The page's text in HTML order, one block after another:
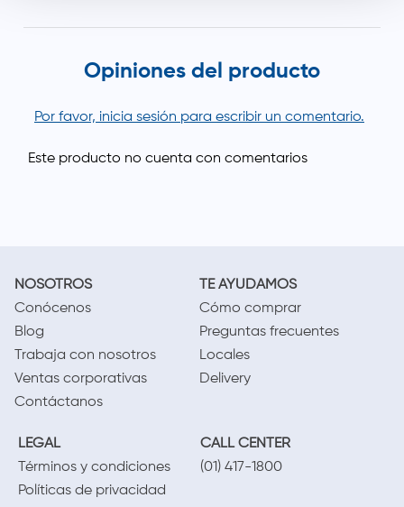
Opiniones del producto
Por favor, inicia sesión para escribir un comentario.
NOSOTROS
Conócenos
Blog
Trabaja con nosotros
Ventas corporativas
Contáctanos
TE AYUDAMOS
Cómo comprar
Preguntas frecuentes
Locales
Delivery
LEGAL
Términos y condiciones
Políticas de privacidad
CALL CENTER
(01) 417-1800